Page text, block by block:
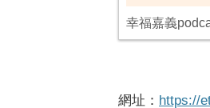
幸福嘉義
網址： https://